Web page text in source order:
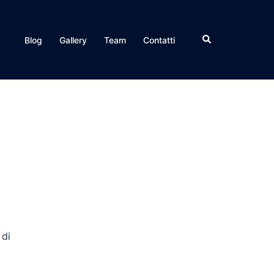
Blog Gallery Team Contatti Search